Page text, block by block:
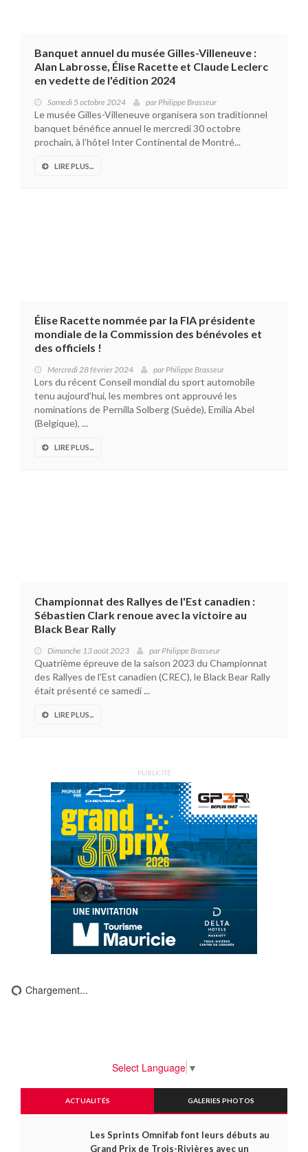
Banquet annuel du musée Gilles-Villeneuve :
Alan Labrosse, Élise Racette et Claude Leclerc
en vedette de l'édition 2024
Samedi 5 octobre 2024 parPhilippe Brasseur
Le musée Gilles-Villeneuve organisera son traditionnel
banquet bénéfice annuel le mercredi 30 octobre
prochain, à l’hôtel Inter Continental de Montré...
LIRE PLUS...
Élise Racette nommée par la FIA présidente
mondiale de la Commission des bénévoles et
des officiels !
Mercredi 28 février 2024 parPhilippe Brasseur
Lors du récent Conseil mondial du sport automobile
tenu aujourd’hui, les membres ont approuvé les
nominations de Pernilla Solberg (Suède), Emilia Abel
(Belgique), ...
LIRE PLUS...
Championnat des Rallyes de l'Est canadien :
Sébastien Clark renoue avec la victoire au
Black Bear Rally
Dimanche 13 août 2023 parPhilippe Brasseur
Quatrième épreuve de la saison 2023 du Championnat
des Rallyes de l’Est canadien (CREC), le Black Bear Rally
était présenté ce samedi ...
LIRE PLUS...
PUBLICITÉ
Chargement...
Select Language ▼
ACTUALITÉS GALERIES PHOTOS
Les Sprints Omnifab font leurs débuts au
Grand Prix de Trois-Rivières avec un